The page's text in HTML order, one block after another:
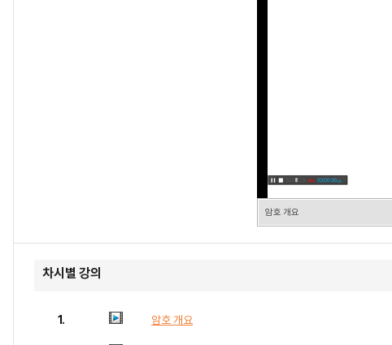
암호 개요
차시별 강의
1. 암호 개요